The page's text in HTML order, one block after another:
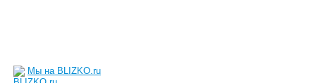
Мы на BLIZKO.ru